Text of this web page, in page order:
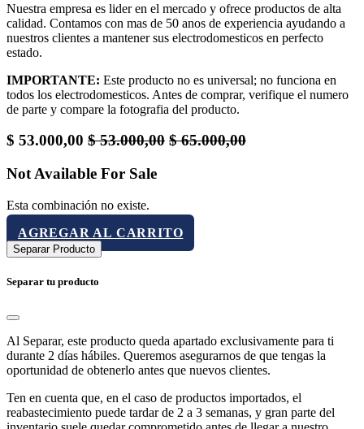
Nuestra empresa es lider en el mercado y ofrece productos de alta
calidad. Contamos con mas de 50 anos de experiencia ayudando a
nuestros clientes a mantener sus electrodomesticos en perfecto
estado.
IMPORTANTE: Este producto no es universal; no funciona en
todos los electrodomesticos. Antes de comprar, verifique el numero
de parte y compare la fotografia del producto.
$ 53.000,00 $53.000,00 $65.000,00
Not Available For Sale
Esta combinación no existe.
AGREGAR AL CARRITO
Separar Producto
Separar tu producto
Al Separar, este producto queda apartado exclusivamente para ti
durante 2 días hábiles. Queremos asegurarnos de que tengas la
oportunidad de obtenerlo antes que nuevos clientes.
Ten en cuenta que, en el caso de productos importados, el
reabastecimiento puede tardar de 2 a 3 semanas, y gran parte del